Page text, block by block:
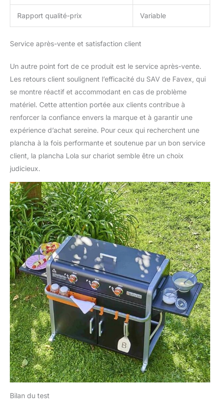
Rapport qualité-prix Variable
Service après-vente et satisfaction client
Un autre point fort de ce produit est le service après-vente.
Les retours client soulignent l’efficacité du SAV de Favex, qui
se montre réactif et accommodant en cas de problème
matériel. Cette attention portée aux clients contribue à
renforcer la confiance envers la marque et à garantir une
expérience d’achat sereine. Pour ceux qui recherchent une
plancha à la fois performante et soutenue par un bon service
client, la plancha Lola sur chariot semble être un choix
judicieux.
Bilan du test